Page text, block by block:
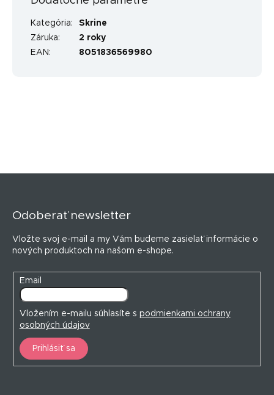
Kategória:
Skrine
Záruka:
2 roky
EAN : 8051836569980
Odoberať newsletter
Vložte svoj e-mail a my Vám budeme zasielať informácie o
nových produktoch na našom e-shope.
Email
Vložením e-mailu súhlasíte s podmienkami ochrany
osobných údajov
Prihlásiť sa